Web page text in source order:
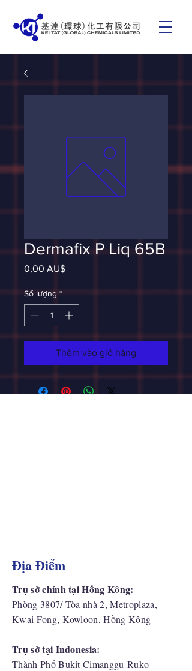
Dermafix P Liq 65B
0,00 AU$Giá
Số lượng *
Thêm vào giỏ hàng
Địa Điểm
Trụ sở chính tại Hồng Kông:
Phòng 3807/ Tòa nhà 2, Metroplaza,
Kwai Fong, Kowloon, Hồng Kông
Trụ sở tại Indonesia:
​Thành Phố Bukit Cimanggu-Ruko